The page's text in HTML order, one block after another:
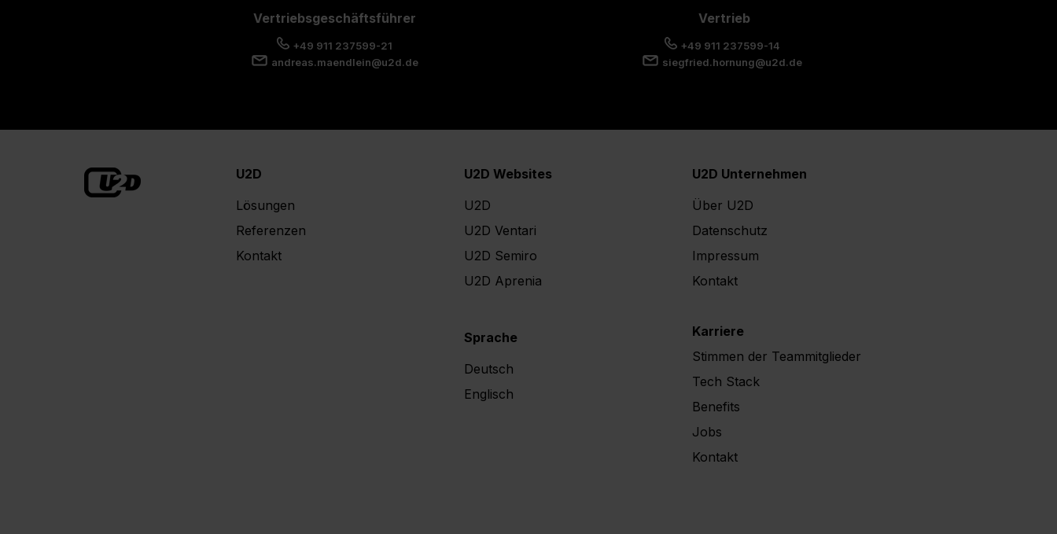
Vertriebsgeschäftsführer
+49 911 237599-21
andreas.maendlein@u2d.de
Vertrieb
+49 911 237599-14
siegfried.hornung@u2d.de
U2D
Lösungen
Referenzen
Kontakt
U2D Websites
U2D
U2D Ventari
U2D Semiro
U2D Aprenia
Sprache
Deutsch
Englisch
U2D Unternehmen
Über U2D
Datenschutz
Impressum
Kontakt
Karriere
Stimmen der Teammitglieder
Tech Stack
Benefits
Jobs
Kontakt